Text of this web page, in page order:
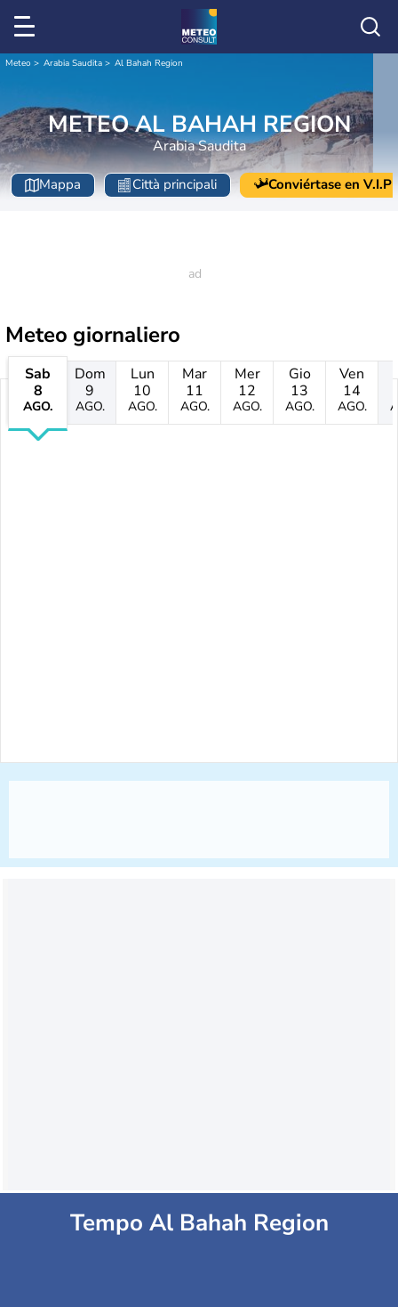
Meteo Arabia Saudita Al Bahah Region
METEO AL BAHAH REGION
Arabia Saudita
Mappa Città principali Conviértase en V.I.P
Meteo giornaliero
Sab
8
AGO.
Dom
9
AGO.
Lun
10
AGO.
Mar
11
AGO.
Mer
12
AGO.
Gio
13
AGO.
Ven
14
AGO.
Tempo Al Bahah Region